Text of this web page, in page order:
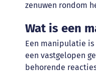
zenuwen rondom
Wat is een
Een manipulatie
een vastgelopen
behorende